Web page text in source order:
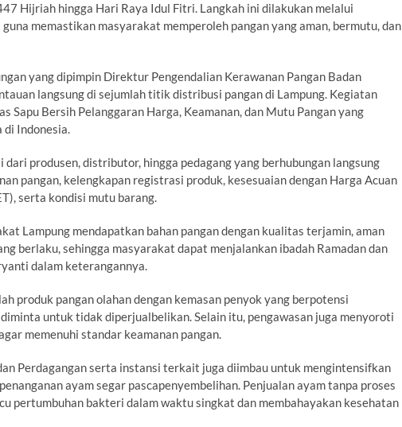
Hijriah hingga Hari Raya Idul Fitri. Langkah ini dilakukan melalui
memastikan masyarakat memperoleh pangan yang aman, bermutu, dan
yang dipimpin Direktur Pengendalian Kerawanan Pangan Badan
langsung di sejumlah titik distribusi pangan di Lampung. Kegiatan
Sapu Bersih Pelanggaran Harga, Keamanan, dan Mutu Pangan yang
Indonesia.
produsen, distributor, hingga pedagang yang berhubungan langsung
pangan, kelengkapan registrasi produk, kesesuaian dengan Harga Acuan
serta kondisi mutu barang.
Lampung mendapatkan bahan pangan dengan kualitas terjamin, aman
berlaku, sehingga masyarakat dapat menjalankan ibadah Ramadan dan
dalam keterangannya.
produk pangan olahan dengan kemasan penyok yang berpotensi
untuk tidak diperjualbelikan. Selain itu, pengawasan juga menyoroti
memenuhi standar keamanan pangan.
Perdagangan serta instansi terkait juga diimbau untuk mengintensifkan
ayam segar pascapenyembelihan. Penjualan ayam tanpa proses
pertumbuhan bakteri dalam waktu singkat dan membahayakan kesehatan